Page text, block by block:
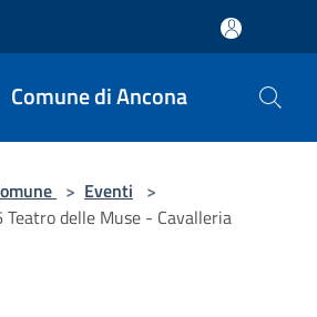
Comune di Ancona
> Eventi >
delle Muse - Cavalleria